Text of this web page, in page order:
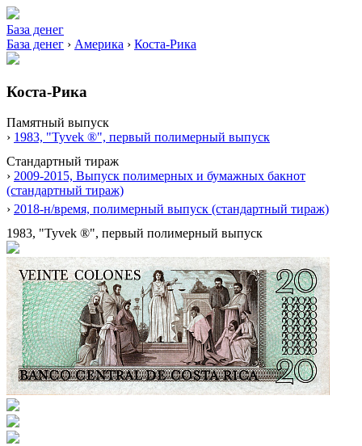
База денег
База денег › Америка › Коста-Рика
Коста-Рика
Памятный выпуск
› 1983, "Tyvek ®", первый полимерный выпуск
Стандартный тираж
› 2009-2015, Выпуск полимерных и бумажных бакнот
(стандартный тираж)
› 2018-н/время, полимерный выпуск (стандартный тираж)
1983, "Tyvek ®", первый полимерный выпуск